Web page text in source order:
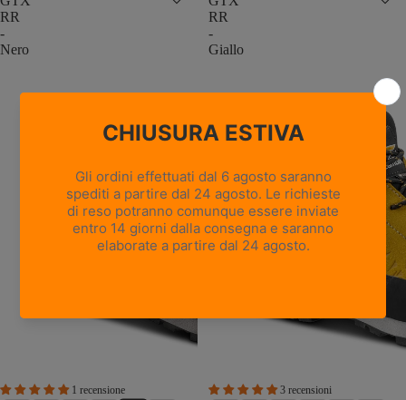
RR
-
Nero
1 recensione
RR
-
Giallo
3 recensioni